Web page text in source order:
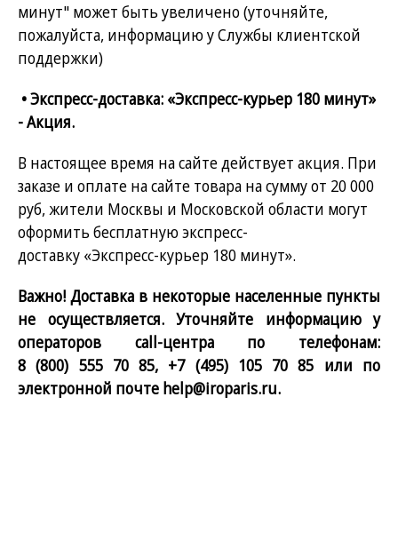
минут" может быть увеличено (уточняйте,
пожалуйста, информацию у Службы клиентской
поддержки)
• Экспресс-доставка: «Экспресс-курьер 180 минут»
- Акция.
В настоящее время на сайте действует акция. При
заказе и оплате на сайте товара на сумму от 20 000
руб, жители Москвы и Московской области могут
оформить бесплатную экспресс-
доставку «Экспресс-курьер 180 минут».
Важно! Доставка в некоторые населенные пункты
не осуществляется. Уточняйте информацию у
операторов call-центра по телефонам:
8 (800) 555 70 85, +7 (495) 105 70 85 или по
электронной почте help@iroparis.ru.